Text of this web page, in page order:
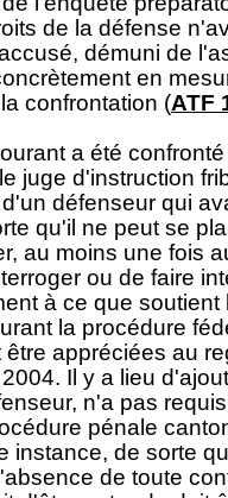
de la défense
démuni de
en
confrontation (ATF
a été
juge d'instruction
défenseur qui
qu'il ne peut se
au moins une fois
ou de faire
à ce que soutient
la procédure
appréciées au
Il y a lieu
n'a pas
pénale
instance, de sorte
de toute